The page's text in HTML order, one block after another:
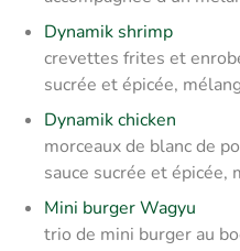
Dynamik shrimp
crevettes frites et
sucrée et épicée,
Dynamik chicken
morceaux de blanc de
sauce sucrée et épicée,
Mini burger Wagyu
trio de mini burger au